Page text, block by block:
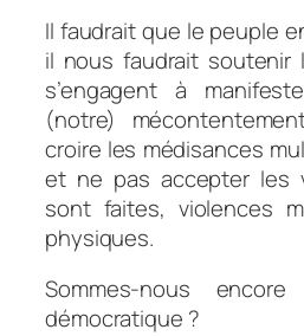
Il faudrait que le peuple
il nous faudrait soutenir
s’engagent à
(notre)
croire les médisances
et ne pas accepter les
sont faites, violences
physiques.
Sommes-nous
démocratique ?